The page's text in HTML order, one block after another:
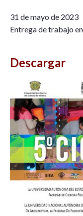
31 de mayo de 2023
Entrega de trabajo
Descargar